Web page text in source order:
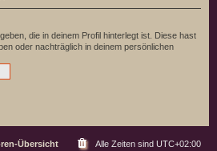
die in deinem Profil hinterlegt ist. Diese hast
oder nachträglich in deinem persönlichen
Übersicht Alle Zeiten sind UTC+02:00